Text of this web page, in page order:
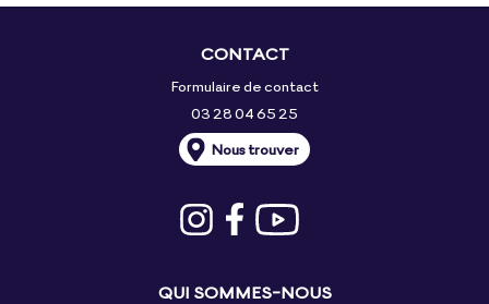
CONTACT
Formulaire de contact
03 28 04 65 25
Nous trouver
QUI SOMMES-NOUS